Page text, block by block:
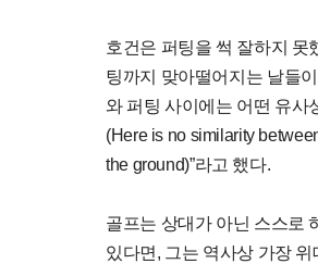
호건은 퍼팅을 썩 잘하지 못
팅까지 맞아떨어지는 날들
와 퍼팅 사이에는 어떤 유사
(Here is no similarity
the ground)”라고 했다.
골프는 상대가 아닌 스스로
있다면, 그는 역사상 가장